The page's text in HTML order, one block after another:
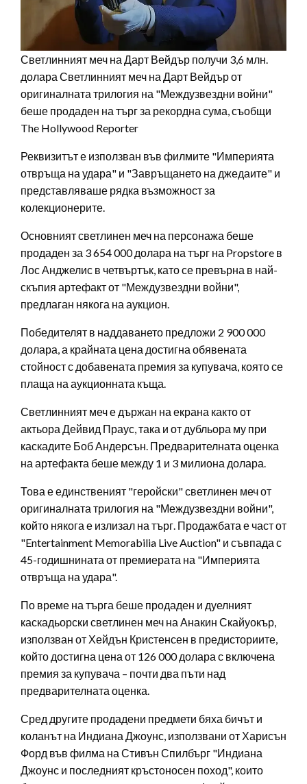
Светлинният меч на Дарт Вейдър получи 3,6 млн.
долара Светлинният меч на Дарт Вейдър от
оригиналната трилогия на "Междузвездни войни"
беше продаден на търг за рекордна сума, съобщи
The Hollywood Reporter
Реквизитът е използван във филмите "Империята
отвръща на удара" и "Завръщането на джедаите" и
представляваше рядка възможност за
колекционерите.
Основният светлинен меч на персонажа беше
продаден за 3 654 000 долара на търг на Propstore в
Лос Анджелис в четвъртък, като се превърна в най-
скъпия артефакт от "Междузвездни войни",
предлаган някога на аукцион.
Победителят в наддаването предложи 2 900 000
долара, а крайната цена достигна обявената
стойност с добавената премия за купувача, която се
плаща на аукционната къща.
Светлинният меч е държан на екрана както от
актьора Дейвид Праус, така и от дубльора му при
каскадите Боб Андерсън. Предварителната оценка
на артефакта беше между 1 и 3 милиона долара.
Това е единственият "геройски" светлинен меч от
оригиналната трилогия на "Междузвездни войни",
който някога е излизал на търг. Продажбата е част от
"Entertainment Memorabilia Live Auction" и съвпада с
45-годишнината от премиерата на "Империята
отвръща на удара".
По време на търга беше продаден и дуелният
каскадьорски светлинен меч на Анакин Скайуокър,
използван от Хейдън Кристенсен в предисториите,
който достигна цена от 126 000 долара с включена
премия за купувача – почти два пъти над
предварителната оценка.
Сред другите продадени предмети бяха бичът и
коланът на Индиана Джоунс, използвани от Харисън
Форд във филма на Стивън Спилбърг "Индиана
Джоунс и последният кръстоносен поход", които